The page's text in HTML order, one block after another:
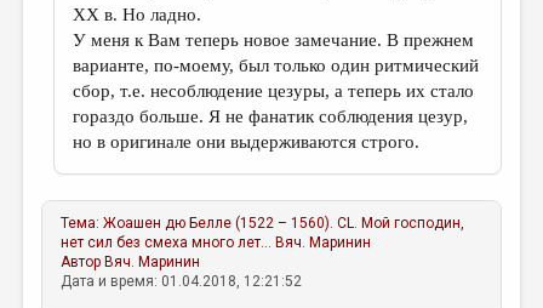
XX в. Но ладно.
У меня к Вам теперь новое замечание. В прежнем
варианте, по-моему, был только один ритмический
сбор, т.е. несоблюдение цезуры, а теперь их стало
гораздо больше. Я не фанатик соблюдения цезур,
но в оригинале они выдерживаются строго.
Тема:Жоашен дю Белле (1522 – 1560). CL. Мой господин,
нет сил без смеха много лет... Вяч. Маринин
Автор Вяч. Маринин
Дата и время: 01.04.2018, 12:21:52